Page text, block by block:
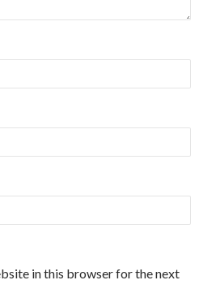
in this browser for the next